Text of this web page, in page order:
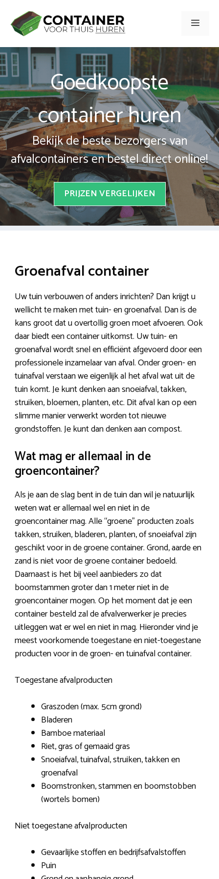
naar
inhoud
Menu
Goedkoopste
container huren
Bekijk de beste bezorgers van
afvalcontainers en bestel direct online!
PRIJZEN VERGELIJKEN
Groenafval container
Uw tuin verbouwen of anders inrichten? Dan krijgt u
wellicht te maken met tuin- en groenafval. Dan is de
kans groot dat u overtollig groen moet afvoeren. Ook
daar biedt een container uitkomst. Uw tuin- en
groenafval wordt snel en efficiënt afgevoerd door een
professionele inzamelaar van afval. Onder groen- en
tuinafval verstaan we eigenlijk al het afval wat uit de
tuin komt. Je kunt denken aan snoeiafval, takken,
struiken, bloemen, planten, etc. Dit afval kan op een
slimme manier verwerkt worden tot nieuwe
grondstoffen. Je kunt dan denken aan compost.
Wat mag er allemaal in de
groencontainer?
Als je aan de slag bent in de tuin dan wil je natuurlijk
weten wat er allemaal wel en niet in de
groencontainer mag. Alle “groene” producten zoals
takken, struiken, bladeren, planten, of snoeiafval zijn
geschikt voor in de groene container. Grond, aarde en
zand is niet voor de groene container bedoeld.
Daarnaast is het bij veel aanbieders zo dat
boomstammen groter dan 1 meter niet in de
groencontainer mogen. Op het moment dat je een
container besteld zal de afvalverwerker je precies
uitleggen wat er wel en niet in mag. Hieronder vind je
meest voorkomende toegestane en niet-toegestane
producten voor in de groen- en tuinafval container.
Toegestane afvalproducten
Graszoden (max. 5cm grond)
Bladeren
Bamboe materiaal
Riet, gras of gemaaid gras
Snoeiafval, tuinafval, struiken, takken en
groenafval
Boomstronken, stammen en boomstobben
(wortels bomen)
Niet toegestane afvalproducten
Gevaarlijke stoffen en bedrijfsafvalstoffen
Puin